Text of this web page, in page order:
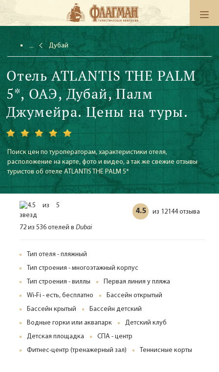
Дубай
Отель ATLANTIS THE PALM
5*, ОАЭ, Дубай, Палм
Джумейра. Цены на туры.
Поиск цен по туроператорам, характеристики отеля,
расположение на карте, фото и видео, а так же свежие отзывы
туристов об отеле ATLANTIS THE PALM 5*
4.5 из 12144 отзыва
72 из 536 отелей в Dubai
Тип отеля - пляжный
Тип строения - многоэтажный корпус
Тип строения - виллы
Первая линия у пляжа
Wi-Fi - есть, бесплатно
Бассейн открытый
Бассейн крытый
Бассейн детский
Водные горки или аквапарк
Детский клуб
Детская площадка
СПА - центр
Фитнес-центр (тренажерный зал)
Теннисные корты